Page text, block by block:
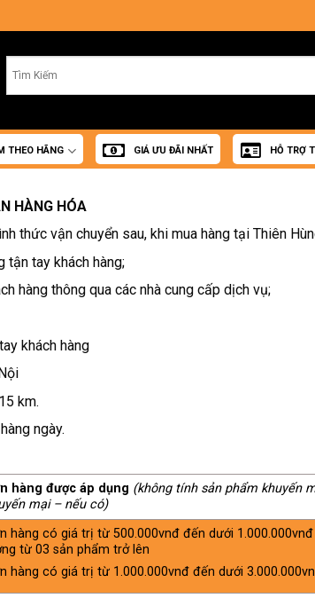
THEO HÃNG GIÁ ƯU ĐÃI NHẤT HỖ TRỢ
HÀNG HÓA
thức vận chuyển sau, khi mua hàng tại Thiên
tận tay khách hàng;
hàng thông qua các nhà cung cấp dịch vụ;
khách hàng
km.
ngày.
hàng được áp dụng (không tính sản phẩm khuyến
mại – nếu có)
hàng có giá trị từ 500.000vnđ đến dưới
từ 03 sản phẩm trở lên
hàng có giá trị từ 1.000.000vnđ đến dưới